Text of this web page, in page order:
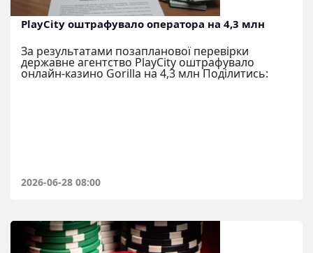
PlayCity оштрафувало оператора на 4,3 млн
За результатами позапланової перевірки
державне агентство PlayCity оштрафувало
онлайн-казино Gorilla на 4,3 млн Поділитись:
2026-06-28 08:00